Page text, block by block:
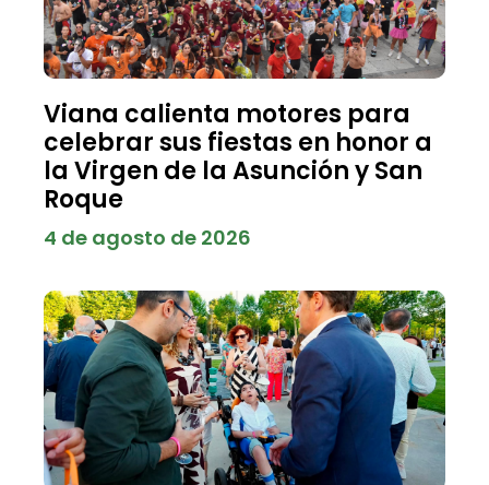
Viana calienta motores para
celebrar sus fiestas en honor a
la Virgen de la Asunción y San
Roque
4 de agosto de 2026